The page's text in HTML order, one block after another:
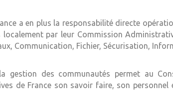
a en plus la responsabilité directe
par leur Commission
Communication, Fichier, Sécurisation,
gestion des communautés permet au
de France son savoir faire, son personnel